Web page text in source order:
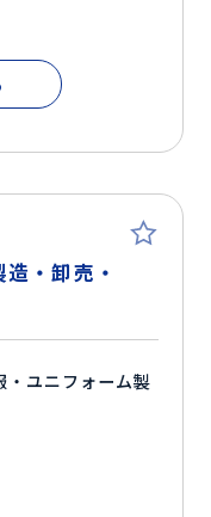
・卸売・
・ユニフォーム製